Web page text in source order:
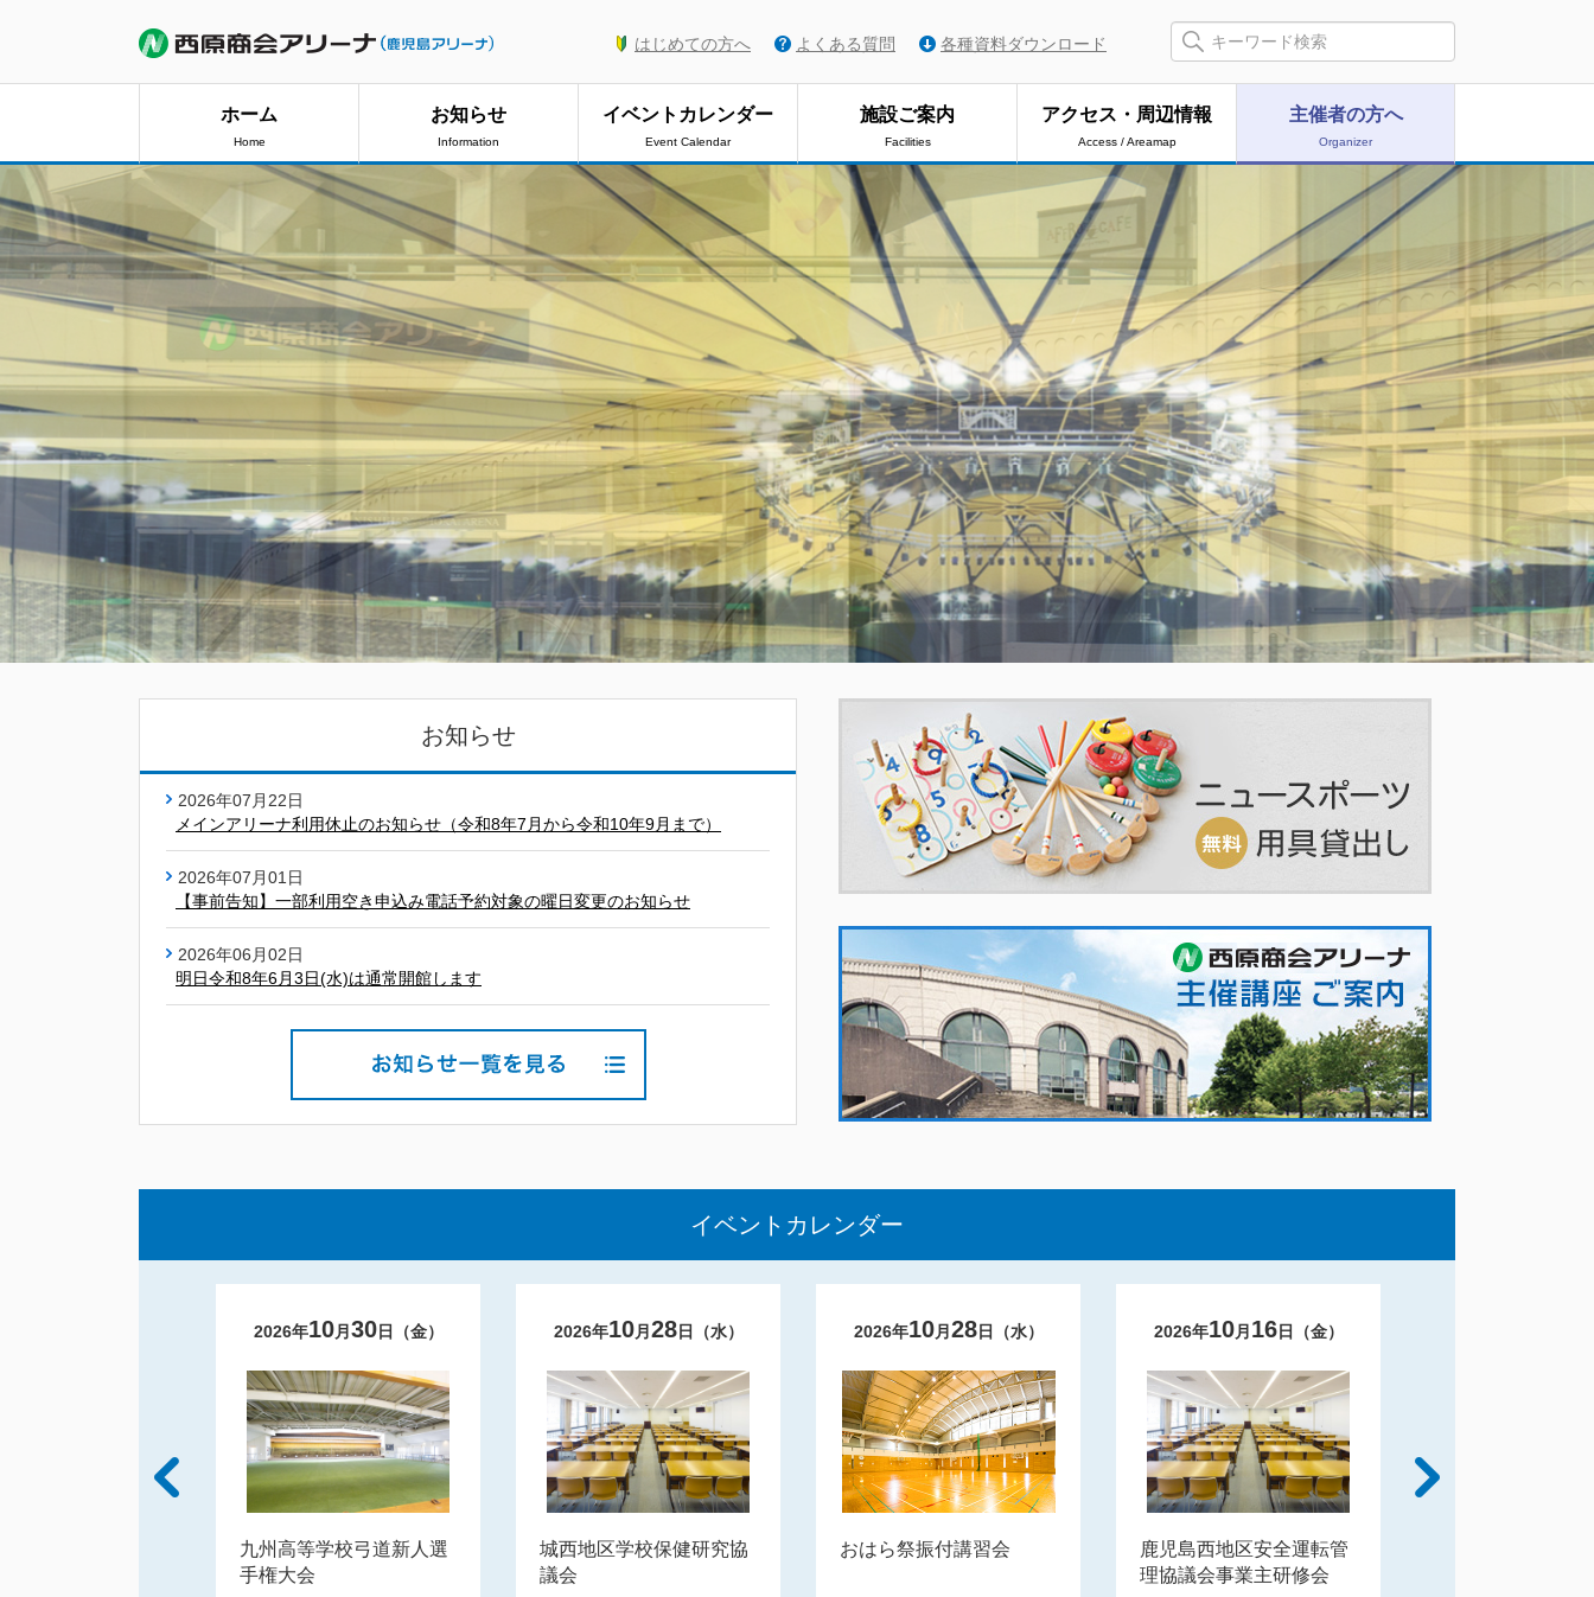
はじめての方へ よくある質問 各種資料ダウンロード
ホーム
Home
お知らせ
Information
イベントカレンダー
Event Calendar
施設ご案内
Facilities
アクセス・周辺情報
Access / Areamap
主催者の方へ
Organizer
お知らせ
2026年07月22日
メインアリーナ利用休止のお知らせ（令和8年7月から令和10年9月まで）
2026年07月01日
【事前告知】一部利用空き申込み電話予約対象の曜日変更のお知らせ
2026年06月02日
明日令和8年6月3日(水)は通常開館します
イベントカレンダー
2026年10月 30日（金）
九州高等学校弓道新人選
手権大会
2026年10月 28日（水）
城西地区学校保健研究協
議会
2026年10月 28日（水）
おはら祭振付講習会
2026年10月 16日（金）
鹿児島西地区安全運転管
理協議会事業主研修会